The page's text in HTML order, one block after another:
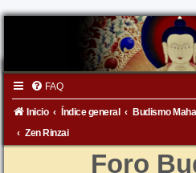
FAQ
Inicio Índice general Budismo
Zen Rinzai
Foro